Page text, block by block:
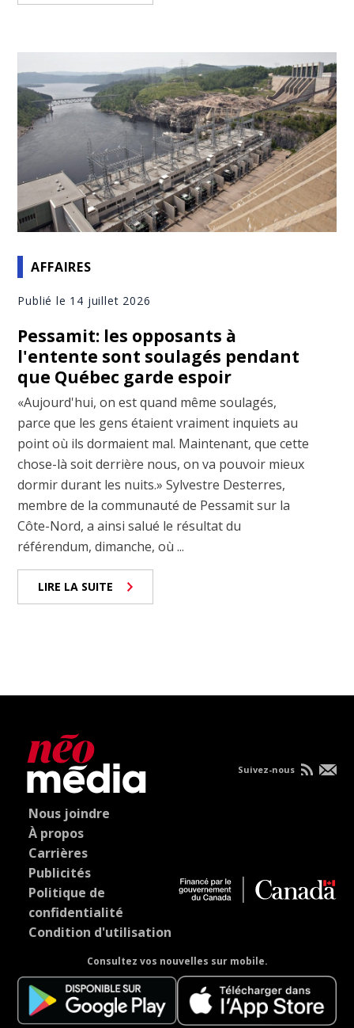
AFFAIRES
Publié le 14 juillet 2026
Pessamit: les opposants à
l'entente sont soulagés pendant
que Québec garde espoir
«Aujourd'hui, on est quand même soulagés,
parce que les gens étaient vraiment inquiets au
point où ils dormaient mal. Maintenant, que cette
chose-là soit derrière nous, on va pouvoir mieux
dormir durant les nuits.» Sylvestre Desterres,
membre de la communauté de Pessamit sur la
Côte-Nord, a ainsi salué le résultat du
référendum, dimanche, où ...
LIRE LA SUITE
Nous joindre
À propos
Carrières
Publicités
Politique de
confidentialité
Condition d'utilisation
Consultez vos nouvelles sur mobile.
Suivez-nous